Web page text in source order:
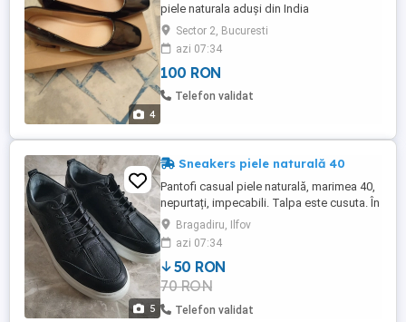
4
piele naturala aduși din India
Sector 2, Bucuresti
azi 07:34
100 RON
Telefon validat
5
Sneakers piele naturală 40
Pantofi casual piele naturală, marimea 40,
nepurtați, impecabili. Talpa este cusuta. În
țară trimit prin curier.
Bragadiru, Ilfov
azi 07:34
50 RON
70 RON
Telefon validat